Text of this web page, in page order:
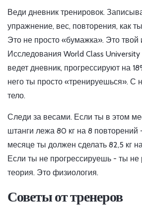
Веди дневник тренировок.
упражнение, вес, повторения, как
Это не просто «бумажка». Это твой
Исследования World Class University
ведет дневник, прогрессируют на
него ты просто «тренируешься». С
тело.
Следи за весами. Если ты в этом
штанги лежа 80 кг на 8
месяце ты должен сделать 82,5 кг
Если ты не прогрессируешь - ты не
теория. Это физиология.
Советы от тренеров